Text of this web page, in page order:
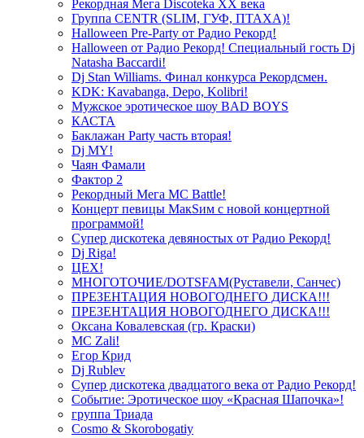
Рекордная Мега Discoteka XX века
Группа CENTR (SLIM, ГУФ, ПТАХА)!
Halloween Pre-Party от Радио Рекорд!
Halloween от Радио Рекорд! Специальный гость Dj
Natasha Baccardi!
Dj Stan Williams. Финал конкурса Рекордсмен.
KDK: Kavabanga, Depo, Kolibri!
Мужское эротическое шоу BAD BOYS
КАСТА
Баклажан Party часть вторая!
Dj MY!
Чаян Фамали
Фактор 2
Рекордный Мега МС Battle!
Концерт певицы МакSим с новой концертной
программой!
Супер дискотека девяностых от Радио Рекорд!
Dj Riga!
ЦЕХ!
МНОГОТОЧИЕ/DOTSFAM(Руставели, Санчес)
ПРЕЗЕНТАЦИЯ НОВОГОДНЕГО ДИСКА!!!
ПРЕЗЕНТАЦИЯ НОВОГОДНЕГО ДИСКА!!!
Оксана Ковалевская (гр. Краски)
MC Zali!
Егор Крид
Dj Rublev
Супер дискотека двадцатого века от Радио Рекорд!
Событие: Эротическое шоу «Красная Шапочка»!
группа Триада
Cosmo & Skorobogatiy